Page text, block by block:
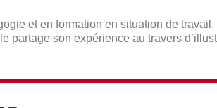
et en formation en situation de
son expérience au travers